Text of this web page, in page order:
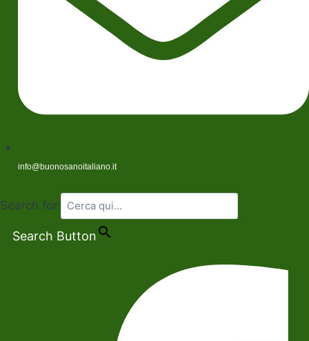
info@buonosanoitaliano.it
Search for:
Search Button